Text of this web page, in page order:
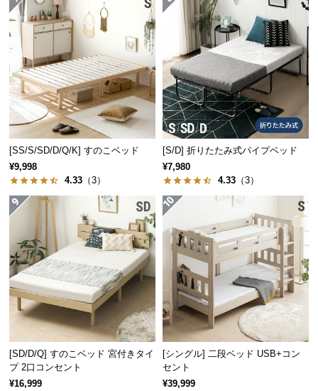
セ
に
つ
い
て
保
に
会
員
規
約
に
い
て
畳は取り外しができて衛生的
畳は軽量なので簡単に取り外しが可能。陰干しなど
のお手入れができて衛生的にお使いいただけます。
[SS/S/SD/D/Q/K] すのこベッド
¥9,998
4.33 （3）
[S/D] 折りたたみ式パイプベッド
¥7,980
4.33 （3）
[SD/D/Q] すのこベッド 宮付きタイ
プ 2口コンセント
¥16,999
[シングル] 二段ベッド USB+コン
セント
¥39,999